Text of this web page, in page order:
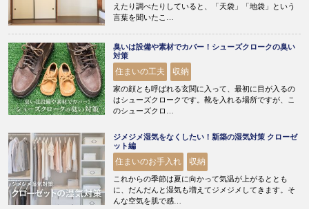
えたり調べたりしていると、「天袋」「地袋」という
言葉を聞いたこ…
臭いは設備や素材でカバー！シューズクロークの臭い
対策
住まいの工夫 収納
家の顔とも呼ばれる玄関に入って、最初に目が入るの
はシューズクロークです。靴を入れる場所ですが、こ
のシューズクロ…
ジメジメ湿気をなくしたい！新築の湿気対策 クローゼ
ット編
住まいのお手入れ 収納
これからの季節は夏に向かって気温が上がるととも
に、だんだんと湿気も増えてジメジメしてきます。そ
んな空気を肌で感…